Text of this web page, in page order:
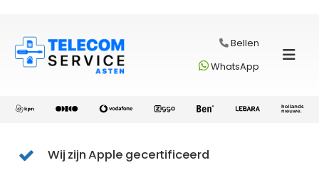
Bellen
WhatsApp
Wij zijn Apple gecertificeerd